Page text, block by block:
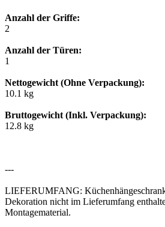
Anzahl der Griffe:
2
Anzahl der Türen:
1
Nettogewicht (Ohne Verpackung):
10.1 kg
Bruttogewicht (Inkl. Verpackung):
12.8 kg
---
LIEFERUMFANG:
Dekoration nicht im Lieferumfang
Montagematerial.